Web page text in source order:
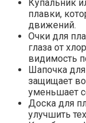
Купальник
плавки,
движений.
Очки для
глаза от
видимость
Шапочка
защищает
уменьшает
Доска для
улучшить